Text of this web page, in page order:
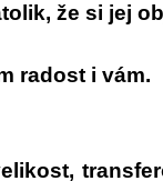
že si jej
radost i vám.